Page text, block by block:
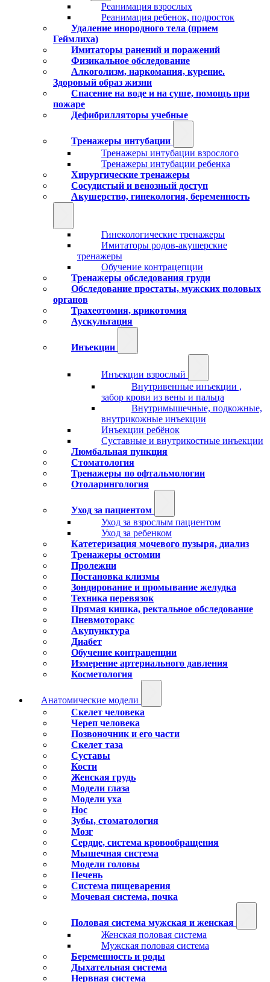
Реанимация взрослых
Реанимация ребенок, подросток
Удаление инородного тела (прием
Геймлиха)
Имитаторы ранений и поражений
Физикальное обследование
Алкоголизм, наркомания, курение.
Здоровый образ жизни
Спасение на воде и на суше, помощь при
пожаре
Дефибрилляторы учебные
Тренажеры интубации
Тренажеры интубации взрослого
Тренажеры интубации ребенка
Хирургические тренажеры
Сосудистый и венозный доступ
Акушерство, гинекология, беременность
Гинекологические тренажеры
Имитаторы родов-акушерские
тренажеры
Обучение контрацепции
Тренажеры обследования груди
Обследование простаты, мужских половых
органов
Трахеотомия, крикотомия
Аускультация
Инъекции
Инъекции взрослый
Внутривенные инъекции ,
забор крови из вены и пальца
Внутримышечные, подкожные,
внутрикожные инъекции
Инъекции ребёнок
Суставные и внутрикостные инъекции
Люмбальная пункция
Стоматология
Тренажеры по офтальмологии
Отоларингология
Уход за пациентом
Уход за взрослым пациентом
Уход за ребенком
Катетеризация мочевого пузыря, диализ
Тренажеры остомии
Пролежни
Постановка клизмы
Зондирование и промывание желудка
Техника перевязок
Прямая кишка, ректальное обследование
Пневмоторакс
Акупунктура
Диабет
Обучение контрацепции
Измерение артериального давления
Косметология
Анатомические модели
Скелет человека
Череп человека
Позвоночник и его части
Скелет таза
Суставы
Кости
Женская грудь
Модели глаза
Модели уха
Нос
Зубы, стоматология
Мозг
Сердце, система кровообращения
Мышечная система
Модели головы
Печень
Система пищеварения
Мочевая система, почка
Половая система мужская и женская
Женская половая система
Мужская половая система
Беременность и роды
Дыхательная система
Нервная система